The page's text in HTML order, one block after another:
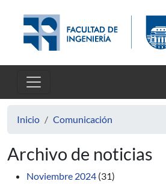
Inicio Comunicación
Archivo de noticias
Noviembre 2024 (31)